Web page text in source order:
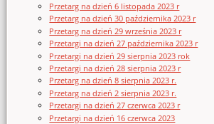
Przetarg na dzień 6 listopada 2023 r
Przetarg na dzień 30 października 2023 r
Przetarg na dzień 29 września 2023 r
Przetargi na dzień 27 października 2023 r
Przetargi na dzień 29 sierpnia 2023 rok
Przetargi na dzień 28 sierpnia 2023 r
Przetarg na dzień 8 sierpnia 2023 r.
Przetarg na dzień 2 sierpnia 2023 r.
Przetargi na dzień 27 czerwca 2023 r
Przetargi na dzień 16 czerwca 2023